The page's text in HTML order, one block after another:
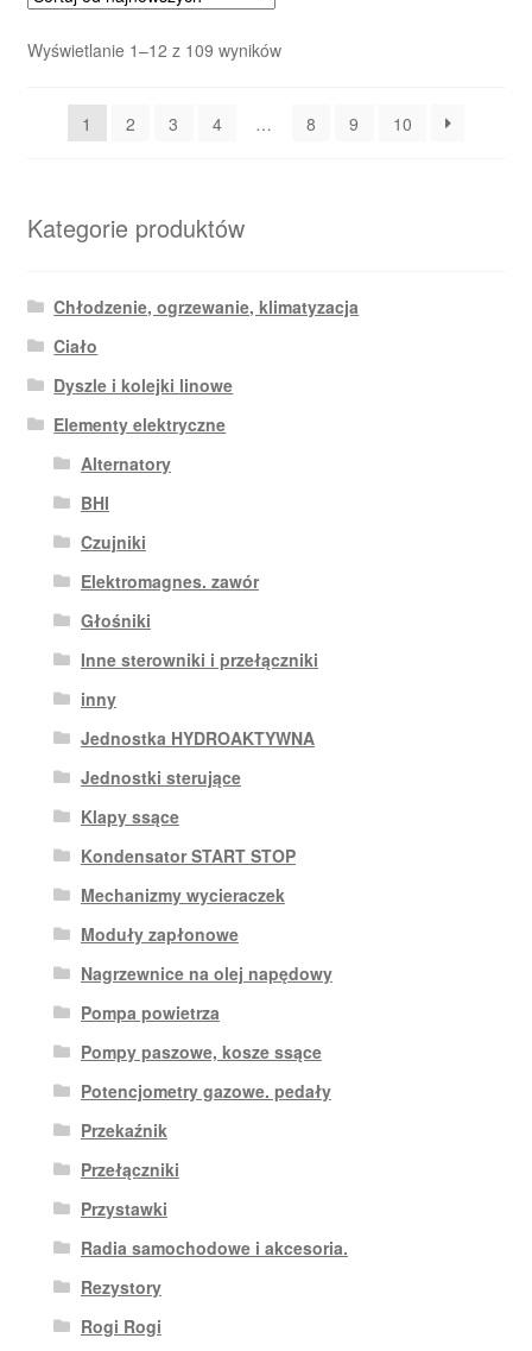
Wyświetlanie 1–12 z 109 wynikówPosortowane
1
2 3 4 … 8 9 10
Kategorie produktów
Chłodzenie, ogrzewanie, klimatyzacja
Ciało
Dyszle i kolejki linowe
Elementy elektryczne
Alternatory
BHI
Czujniki
Elektromagnes. zawór
Głośniki
Inne sterowniki i przełączniki
inny
Jednostka HYDROAKTYWNA
Jednostki sterujące
Klapy ssące
Kondensator START STOP
Mechanizmy wycieraczek
Moduły zapłonowe
Nagrzewnice na olej napędowy
Pompa powietrza
Pompy paszowe, kosze ssące
Potencjometry gazowe. pedały
Przekaźnik
Przełączniki
Przystawki
Radia samochodowe i akcesoria.
Rezystory
Rogi Rogi